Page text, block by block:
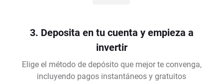
3. Deposita en tu cuenta y empieza a
invertir
Elige el método de depósito que mejor te convenga,
incluyendo pagos instantáneos y gratuitos